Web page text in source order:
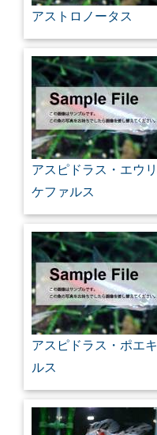
アストロノータス
アスピドラス・エウリ
ケファルス
アスピドラス・ポエキ
ルス